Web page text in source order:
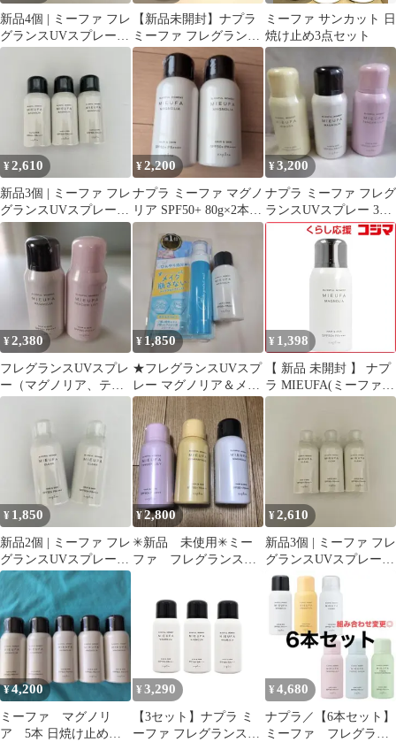
新品4個 | ミーファ フレ
グランスUVスプレー |
クリア
【新品未開封】ナプラ
ミーファ フレグランス
UVスプレー マグノリ
ミーファ サンカット 日
焼け止め3点セット
¥2,610
新品3個 | ミーファ フレ
グランスUVスプレー |
マグノリア
¥2,200
ナプラ ミーファ マグノ
リア SPF50+ 80g×2本
新品
¥3,200
ナプラ ミーファ フレグ
ランスUVスプレー 3本
セット
¥2,380
フレグランスUVスプレ
ー（マグノリア、テン
ダーリリィ）
¥ 1,850
★フレグランスUVスプ
レー マグノリア＆メイ
クプロテクトミスト2本
セット
¥ 1,398
【 新品 未開封 】 ナプ
ラ MIEUFA(ミーファ)
フレグランスUVスプレ
送料無料
¥ 1,850
新品2個 | ミーファ フレ
グランスUVスプレー |
クリア
¥2,800
✳︎新品 未使用✳︎ミー
ファ フレグランスＵ
¥2,610
新品3個 | ミーファ フレ
グランスUVスプレー |
クリア
¥4,200
ミーファ マグノリ
ア 5本 日焼け止めス
¥ 3,290
【3セット】ナプラ ミ
ーファ フレグランス
¥ 4,680
ナプラ／【6本セット】
ミーファ フレグラン